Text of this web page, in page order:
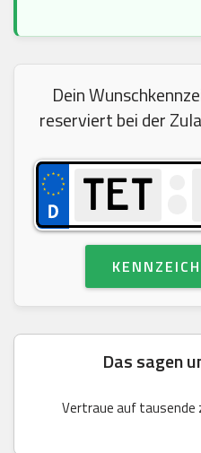
Dein
reserviert bei der
Das sagen
Vertraue auf tausende